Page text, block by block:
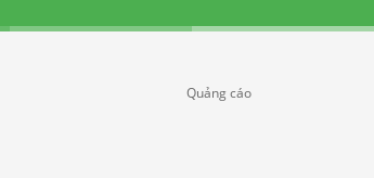
Quảng cáo